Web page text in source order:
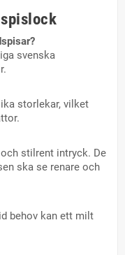
svenska
storlekar, vilket
stilrent intryck. De
ska se renare och
behov kan ett milt